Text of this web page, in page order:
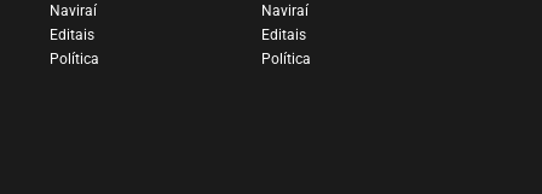
Naviraí
Editais
Política
Naviraí
Editais
Política